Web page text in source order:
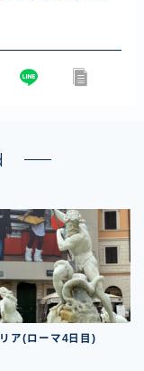
ア(ローマ4日目)